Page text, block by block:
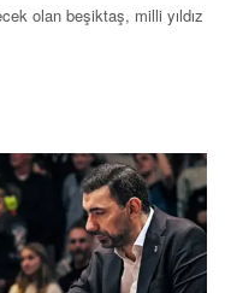
olan beşiktaş, milli yıldız